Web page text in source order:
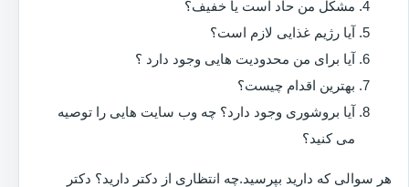
مشکل من حاد است یا خفیف؟
آیا رژیم غذایی لازم است؟
آیا برای من محدودیت هایی وجود دارد ؟
بهترین اقدام چیست؟
آیا بروشوری وجود دارد؟ چه وب سایت هایی را توصیه
می کنید؟
هر سوالی که دارید بپرسید.چه انتظاری از دکتر دارید؟ دکتر